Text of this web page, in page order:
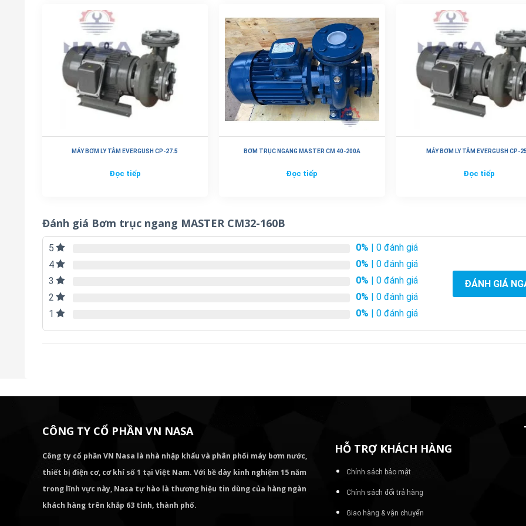
MÁY BƠM LY TÂM EVERGUSH CP-27.5
Đọc tiếp
BƠM TRỤC NGANG MASTER CM 40-200A
Đọc tiếp
MÁY BƠM LY TÂM EVERGUSH CP-
Đọc tiếp
Đánh giá Bơm trục ngang MASTER CM32-160B
5 0% | 0 đánh giá
4
0% | 0 đánh giá
3
0% | 0 đánh giá
2
0% | 0 đánh giá
1
0% | 0 đánh giá
ĐÁNH GIÁ
CÔNG TY CỔ PHẦN VN NASA
Công ty cổ phần VN Nasa là nhà nhập khẩu và phân phối máy bơm nước,
thiết bị điện cơ, cơ khí số 1 tại Việt Nam. Với bề dày kinh nghiệm 15 năm
trong lĩnh vực này, Nasa tự hào là thương hiệu tin dùng của hàng ngàn
khách hàng trên khắp 63 tỉnh, thành phố.
HỖ TRỢ KHÁCH HÀNG
Chính sách bảo mật
Chính sách đổi trả hàng
Giao hàng & vận chuyển